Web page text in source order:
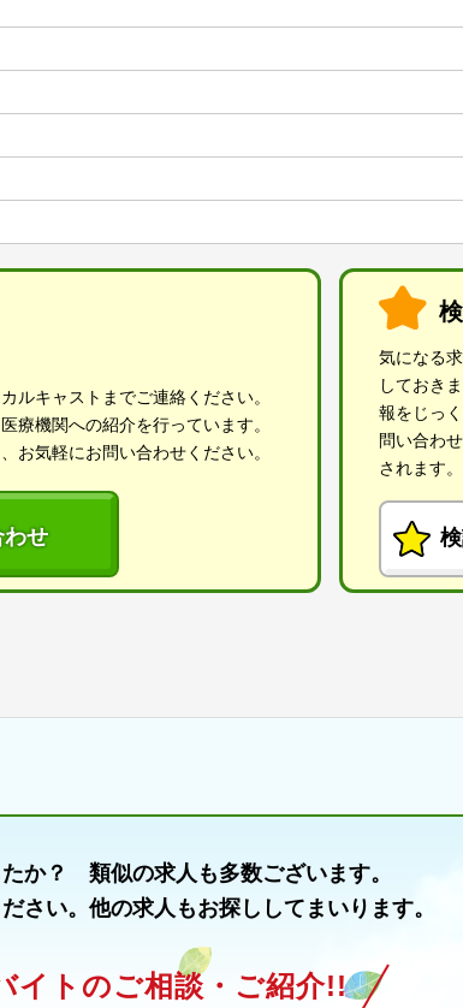
ルキャストまでご連絡ください。
療機関への紹介を行っています。
お気軽にお問い合わせください。
わせ
気になる
しておき
報をじっ
問い合わ
されます。
か？ 類似の求人も多数ございます。
さい。他の求人もお探ししてまいります。
イトのご相談・ご紹介!!